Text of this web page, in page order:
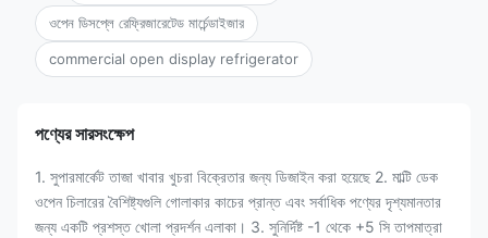
ওপেন ডিসপ্লে রেফ্রিজারেটেড মার্চেন্ডাইজার
commercial open display refrigerator
পণ্যের সারসংক্ষেপ
1. সুপারমার্কেট তাজা খাবার খুচরা বিক্রেতার জন্য ডিজাইন করা হয়েছে 2. মাল্টি ডেক
ওপেন চিলারের বৈশিষ্ট্যগুলি গোলাকার কাচের প্রান্ত এবং সর্বাধিক পণ্যের দৃশ্যমানতার
জন্য একটি প্রশস্ত খোলা প্রদর্শন এলাকা। 3. সুনির্দিষ্ট -1 থেকে +5 সি তাপমাত্রা